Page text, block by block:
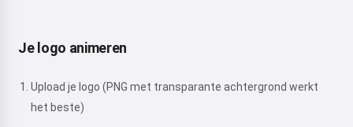
Je logo animeren
Upload je logo (PNG met transparante achtergrond werkt
het beste)